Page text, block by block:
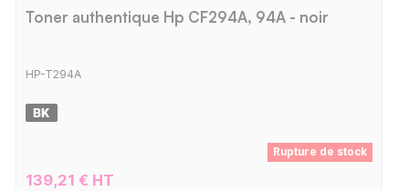
Toner authentique Hp CF294A, 94A - noir
HP-T294A
Rupture de stock
139,21 € HT